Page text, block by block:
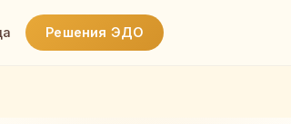
Решения ЭДО